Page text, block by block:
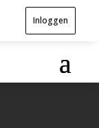
Inloggen